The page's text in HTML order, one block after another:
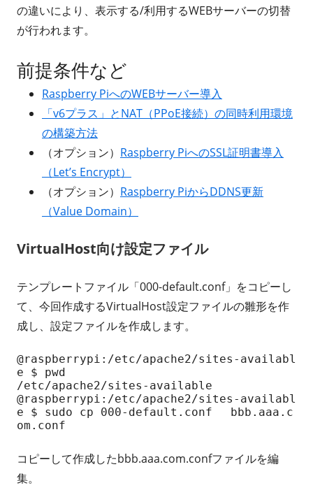
の違いにより、表示する/利用するWEBサーバーの切替
が行われます。
前提条件など
Raspberry PiへのWEBサーバー導入
「v6プラス」とNAT（PPoE接続）の同時利用環境
の構築方法
（オプション） Raspberry PiへのSSL証明書導入
（Let’s Encrypt）
（オプション） Raspberry PiからDDNS更新
（Value Domain）
VirtualHost向け設定ファイル
テンプレートファイル「000-default.conf」をコピーし
て、今回作成するVirtualHost設定ファイルの雛形を作
成し、設定ファイルを作成します。
@raspberrypi:/etc/apache2/sites-availabl
e $ pwd
/etc/apache2/sites-available
@raspberrypi:/etc/apache2/sites-availabl
e $ sudo cp 000-default.conf 　bbb.aaa.c
om.conf
コピーして作成したbbb.aaa.com.confファイルを編
集。